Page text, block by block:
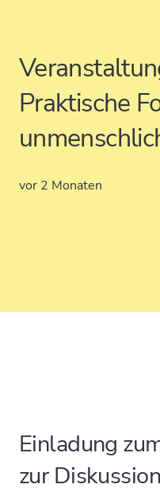
Praktische
vor 2 Monaten
Einladung
zur